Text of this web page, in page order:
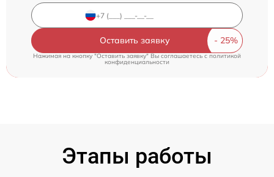
Оставить заявку
Нажимая на кнопку "Оставить заявку" Вы соглашаетесь cполитикой
конфиденциальности
Этапы работы